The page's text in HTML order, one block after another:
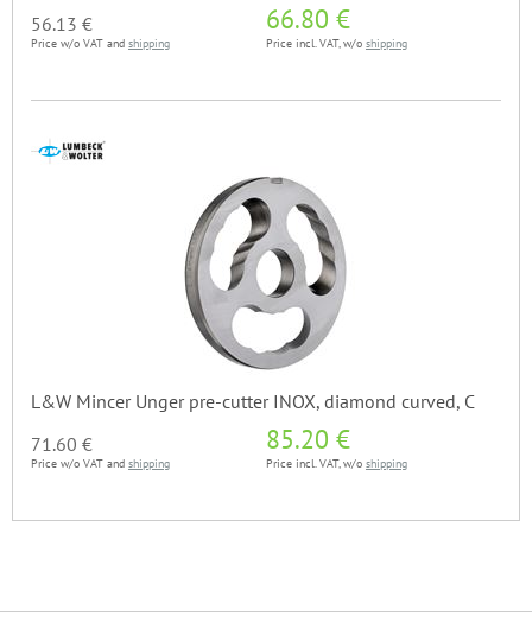
56.13 €
Price w/o VAT and shipping
66.80 €
Price incl. VAT, w/o shipping
L&W Mincer Unger pre-cutter INOX, diamond curved, C
71.60 €
Price w/o VAT and shipping
85.20 €
Price incl. VAT, w/o shipping